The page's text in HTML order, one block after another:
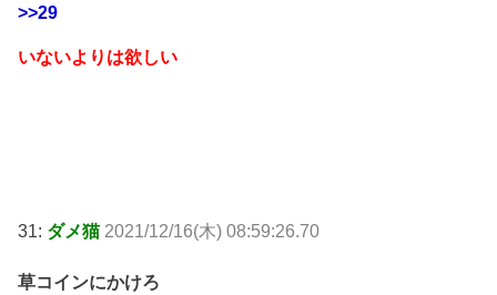
>>29
いないよりは欲しい
31: ダメ猫 2021/12/16(木) 08:59:26.70
草コインにかけろ